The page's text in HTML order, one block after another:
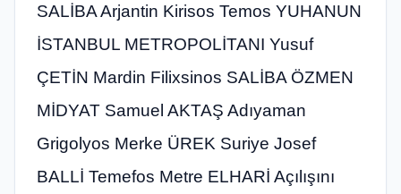
SALİBA Arjantin Kirisos Temos YUHANUN
İSTANBUL METROPOLİTANI Yusuf
ÇETİN Mardin Filixsinos SALİBA ÖZMEN
MİDYAT Samuel AKTAŞ Adıyaman
Grigolyos Merke ÜREK Suriye Josef
BALLİ Temefos Metre ELHARİ Açılışını